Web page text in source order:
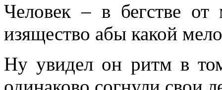
Человек – в бегстве
изящество абы какой
Ну увидел он ритм в